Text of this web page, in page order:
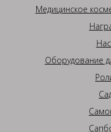
Медицинское
Оборудование